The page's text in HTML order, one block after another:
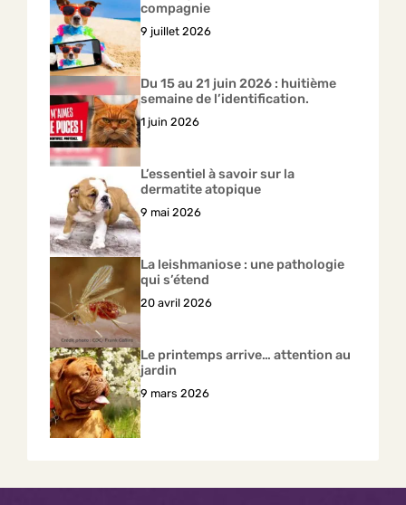
compagnie
9 juillet 2026
Du 15 au 21 juin 2026 : huitième
semaine de l’identification.
1 juin 2026
L’essentiel à savoir sur la
dermatite atopique
9 mai 2026
La leishmaniose : une pathologie
qui s’étend
20 avril 2026
Le printemps arrive… attention au
jardin
9 mars 2026